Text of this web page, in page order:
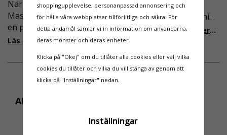
När Derome
Maskinuthyrning behövde
en pålitlig partner inom
fallskydd och
valet på
Ställningsprodukter.se.
Med daglig verksamhet på
hög höjd är det avgörande
med en leverantör som
Läs mer om varför Derome väljer oss
högst osannolikt så är
våra regler för rullställning
i Sverige slappare än de
från EU i skrivande stund,
ändring på. Från och med
2025 träder nya
Läs mer om de nya reglerna!
ANDRA KÖPTE ÄVEN
OLIKA LÄNGDER
shoppingupplevelse, personanpassad annonsering och
för hålla våra webbplatser tillförlitliga och säkra. För
detta ändamål samlar vi in information om användarna,
deras mönster och deras enheter.
Klicka på "Okej" om du tillåter alla cookies eller välj vilka
cookies du tillåter och vilka du vill stänga av genom att
klicka på "Inställningar" nedan.
Inställningar